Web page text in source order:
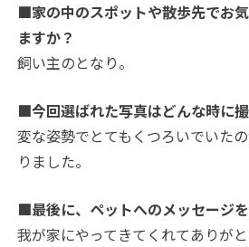
■家の中のスポットや散歩先でお
ますか？
飼い主のとなり。
■今回選ばれた写真はどんな時に
変な姿勢でとてもくつろいでいた
りました。
■最後に、ペットへのメッセージ
我が家にやってきてくれてありが